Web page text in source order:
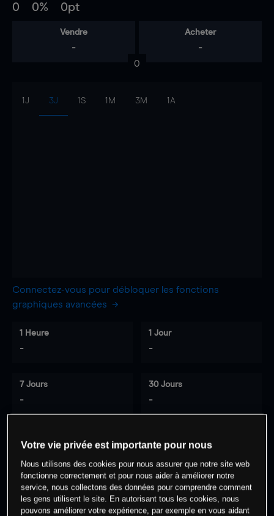
0 0% 0pt
Vendre
-
Acheter
-
0
1J 3J 1S 1M 3M 1A
Connectez-vous pour débloquer les fonctions
graphiques avancées
1 Heure
-
1 Jour
-
7 Jours
-
30 Jours
-
0 % des clients ont une position à
cet actif
Commencez à trader
Votre vie privée est importante pour nous
Nous utilisons des cookies pour nous assurer que notre site web
fonctionne correctement et pour nous aider à améliorer notre
service, nous collectons des données pour comprendre comment
les gens utilisent le site. En autorisant tous les cookies, nous
pouvons améliorer votre expérience, par exemple en vous aidant